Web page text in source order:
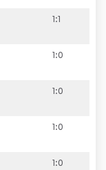
1:1
1:0
1:0
1:0
1:0